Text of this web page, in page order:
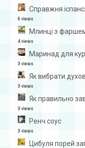
Справжня
6 views
Млинці з
4 views
Маринад для
3 views
Як вибрати
3 views
Як правильно
3 views
Ренч соус
3 views
Цибуля порей